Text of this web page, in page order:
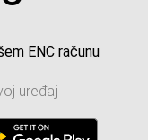
ENC računu
uređaj